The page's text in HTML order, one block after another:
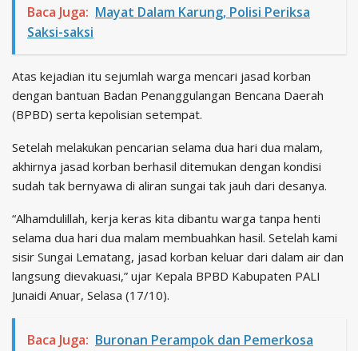
Baca Juga: Mayat Dalam Karung, Polisi Periksa
Saksi-saksi
Atas kejadian itu sejumlah warga mencari jasad korban
dengan bantuan Badan Penanggulangan Bencana Daerah
(BPBD) serta kepolisian setempat.
Setelah melakukan pencarian selama dua hari dua malam,
akhirnya jasad korban berhasil ditemukan dengan kondisi
sudah tak bernyawa di aliran sungai tak jauh dari desanya.
“Alhamdulillah, kerja keras kita dibantu warga tanpa henti
selama dua hari dua malam membuahkan hasil. Setelah kami
sisir Sungai Lematang, jasad korban keluar dari dalam air dan
langsung dievakuasi,” ujar Kepala BPBD Kabupaten PALI
Junaidi Anuar, Selasa (17/10).
Baca Juga: Buronan Perampok dan Pemerkosa